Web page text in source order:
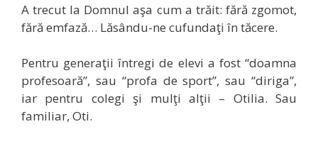
A trecut la Domnul aşa cum a trăit: fără zgomot,
fără emfază… Lăsându-ne cufundaţi în tăcere.
Pentru generaţii întregi de elevi a fost “doamna
profesoară”, sau “profa de sport”, sau “diriga”,
iar pentru colegi şi mulţi alţii – Otilia. Sau
familiar, Oti.